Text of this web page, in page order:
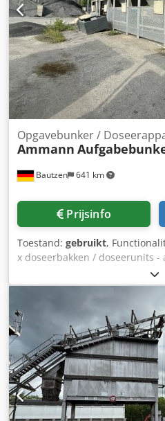
Bautzen 641 km
Opgavebunker /
Ammann
Prijsinfo
Toestand: gebruikt,
x doseerbakken / doseerunits
Csdpozq S Husfx Abherf -
overdrachtsbund - elektrische